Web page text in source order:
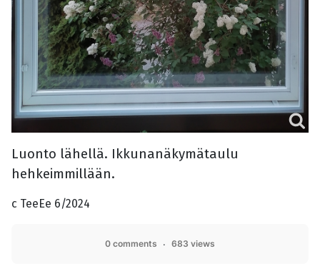
Luonto lähellä. Ikkunanäkymätaulu
hehkeimmillään.
c TeeEe 6/2024
0 comments 683 views